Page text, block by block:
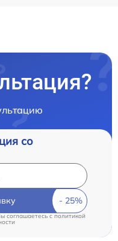
со
соглашаетесь cполитикой